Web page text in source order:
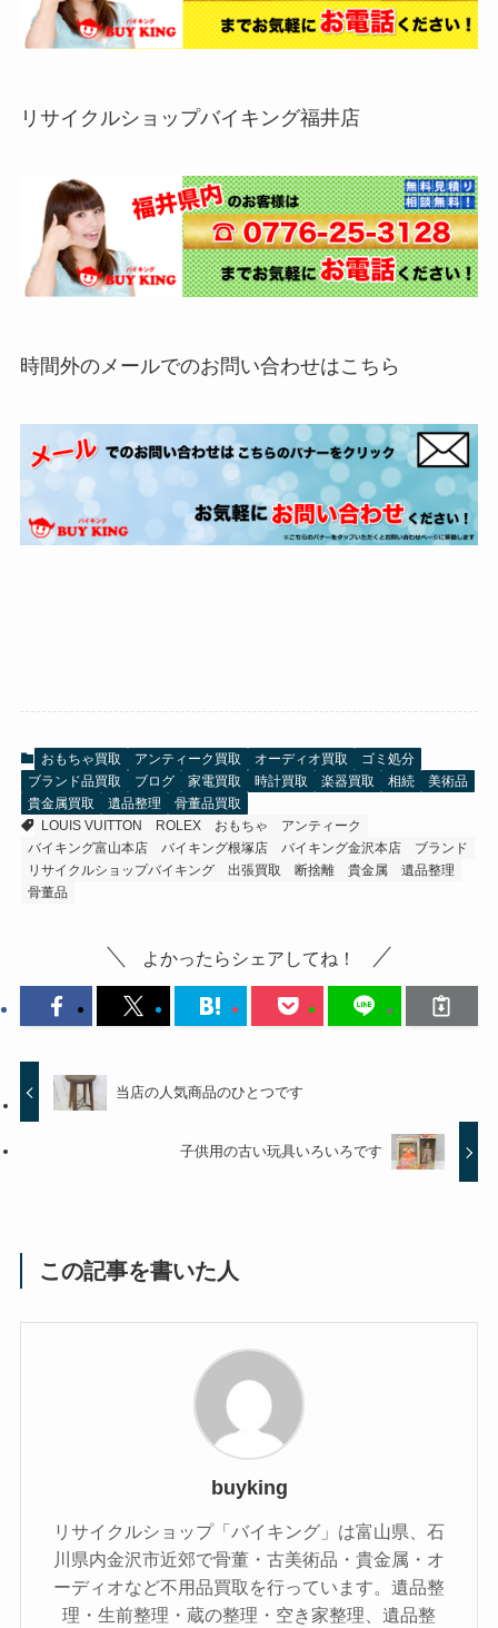
リサイクルショップバイキング福井店
時間外のメールでのお問い合わせはこちら
おもちゃ買取 アンティーク買取 オーディオ買取
ゴミ処分
ブランド品買取
ブログ 家電買取 時計買取 楽器買取 相続
美術品
貴金属買取
遺品整理
骨董品買取
LOUIS VUITTON
ROLEX おもちゃ
アンティーク
バイキング富山本店
バイキング根塚店 バイキング金沢本店
ブランド
リサイクルショップバイキング
出張買取 断捨離 貴金属
遺品整理
骨董品
よかったらシェアしてね！
当店の人気商品のひとつです
子供用の古い玩具いろいろです
この記事を書いた人
buyking
リサイクルショップ「バイキング」は富山県、石
川県内金沢市近郊で骨董・古美術品・貴金属・オ
ーディオなど不用品買取を行っています。遺品整
理・生前整理・蔵の整理・空き家整理、遺品整